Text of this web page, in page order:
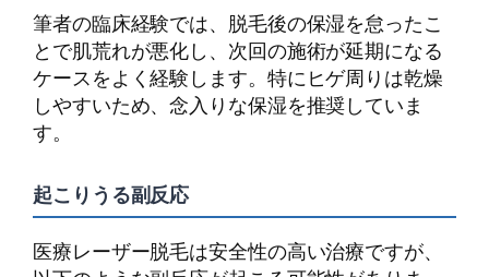
筆者の臨床経験では、脱毛後の保湿を怠ったこ
とで肌荒れが悪化し、次回の施術が延期になる
ケースをよく経験します。特にヒゲ周りは乾燥
しやすいため、念入りな保湿を推奨していま
す。
起こりうる副反応
医療レーザー脱毛は安全性の高い治療ですが、